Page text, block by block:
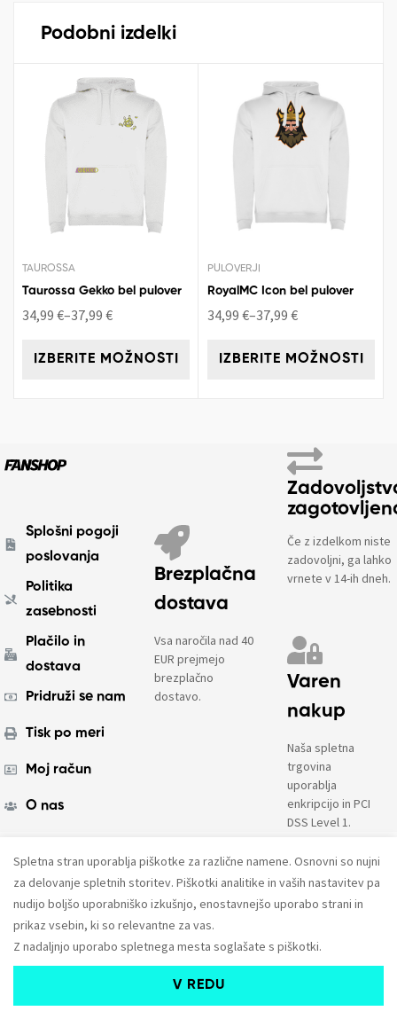
Podobni izdelki
TAUROSSA
Taurossa Gekko bel pulover
34,99 €–37,99 €
IZBERITE MOŽNOSTI
PULOVERJI
RoyalMC Icon bel pulover
34,99 €–37,99 €
IZBERITE MOŽNOSTI
Splošni pogoji
poslovanja
Politika
zasebnosti
Plačilo in
dostava
Pridruži se nam
Tisk po meri
Moj račun
O nas
Brezplačna
dostava
Vsa naročila nad 40
EUR prejmejo
brezplačno
dostavo.
Če z izdelkom niste
zadovoljni, ga lahko
vrnete v 14-ih dneh.
Varen
nakup
Naša spletna
trgovina
uporablja
enkripcijo in PCI
DSS Level 1.
AMPX d.o.o.© 2023. Vse pravice pridržane.
Spletna stran uporablja piškotke za različne namene. Osnovni so nujni
za delovanje spletnih storitev. Piškotki analitike in vaših nastavitev pa
nudijo boljšo uporabniško izkušnjo, enostavnejšo uporabo strani in
prikaz vsebin, ki so relevantne za vas.
Z nadaljnjo uporabo spletnega mesta soglašate s piškotki.
V REDU